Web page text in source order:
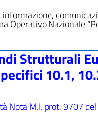
informazione,
Operativo Nazionale
Strutturali
10.1,
Nota M.I. prot. 9707